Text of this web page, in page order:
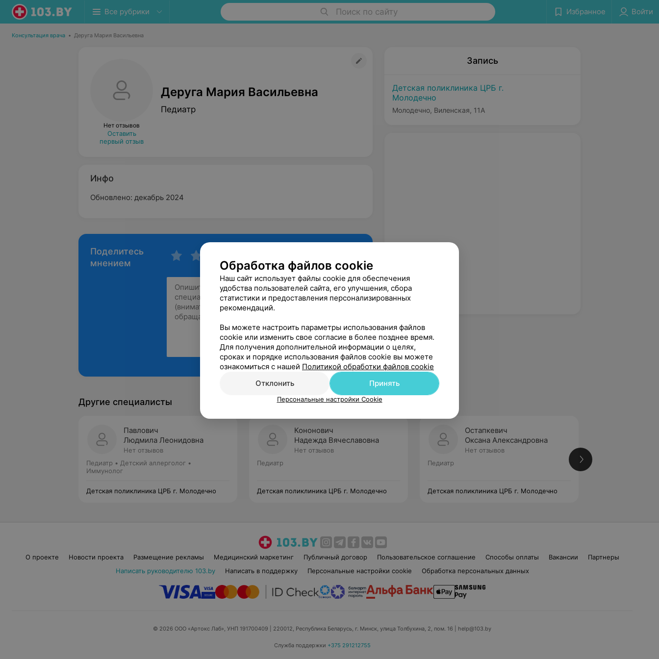
Все рубрики Поиск по сайту Избранное Войти
Консультация врача • Деруга Мария Васильевна
Нет отзывов
Оставить
первый отзыв
Деруга Мария Васильевна
Педиатр
Инфо
Обновлено: декабрь 2024
Поделитесь
мнением
Рекомендую
Запись
Детская поликлиника ЦРБ г.
Молодечно
Молодечно, Виленская, 11А
Другие специалисты
Павлович
Людмила Леонидовна
Нет отзывов
Педиатр • Детский аллерголог •
Иммунолог
Детская поликлиника ЦРБ г. Молодечно
Кононович
Надежда Вячеславовна
Нет отзывов
Педиатр
Детская поликлиника ЦРБ г. Молодечно
Остапкевич
Оксана Александровна
Нет отзывов
Педиатр
Детская поликлиника ЦРБ г. Молодечно
О проекте Новости проекта Размещение рекламы Медицинский маркетинг Публичный договор Пользовательское соглашение Способы оплаты Вакансии
Партнеры
Написать руководителю 103.by
Написать в поддержку Персональные настройки cookie Обработка персональных данных
© 2026 ООО «Артокс Лаб», УНП 191700409 | 220012, Республика Беларусь, г. Минск, улица Толбухина, 2, пом. 16 | help@103.by
Служба поддержки +375 291212755
Обработка файлов cookie
Наш сайт использует файлы cookie для обеспечения
удобства пользователей сайта, его улучшения, сбора
статистики и предоставления персонализированных
рекомендаций.
Вы можете настроить параметры использования файлов
cookie или изменить свое согласие в более позднее время.
Для получения дополнительной информации о целях,
сроках и порядке использования файлов cookie вы можете
ознакомиться с нашей Политикой обработки файлов cookie
Отклонить
Принять
Персональные настройки Cookie